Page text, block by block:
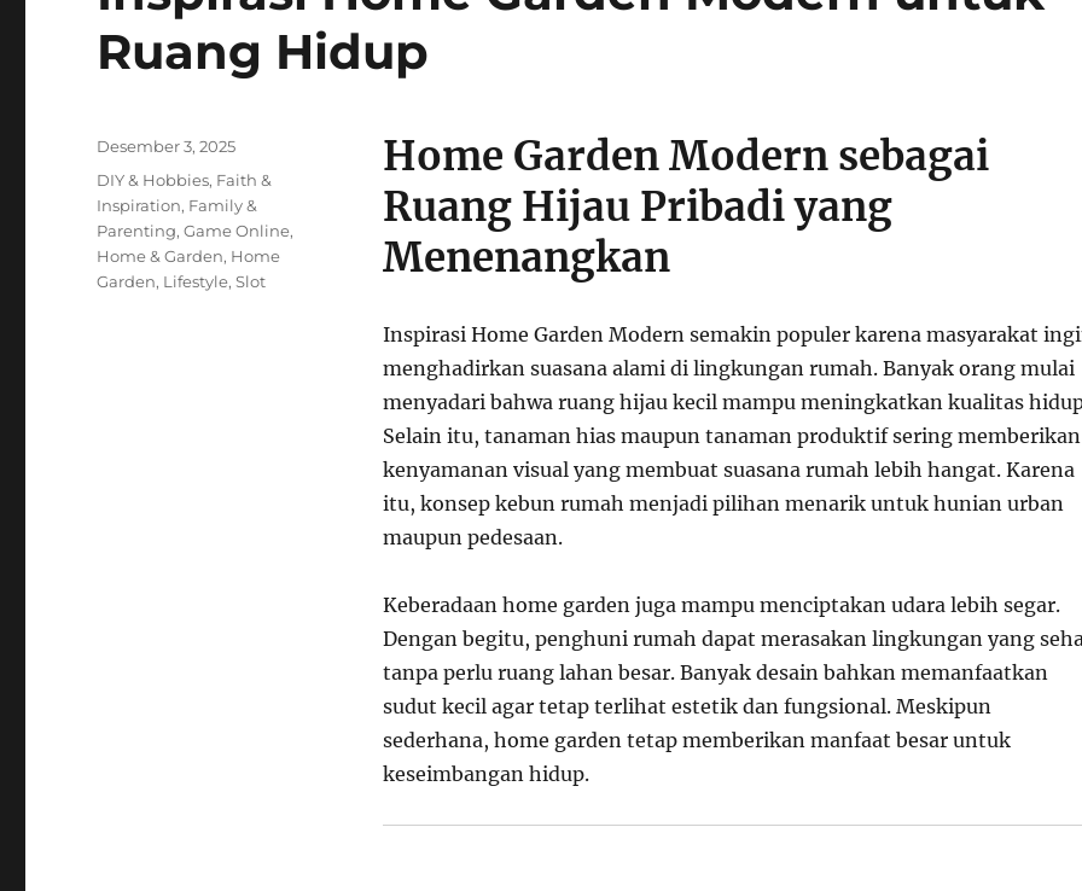
Ruang Hidup
Home Garden Modern sebagai
Ruang Hijau Pribadi yang
Menenangkan
Inspirasi Home Garden Modern semakin populer karena masyarakat
menghadirkan suasana alami di lingkungan rumah. Banyak orang mulai
menyadari bahwa ruang hijau kecil mampu meningkatkan kualitas
Selain itu, tanaman hias maupun tanaman produktif sering memberikan
kenyamanan visual yang membuat suasana rumah lebih hangat. Karena
itu, konsep kebun rumah menjadi pilihan menarik untuk hunian urban
maupun pedesaan.
Keberadaan home garden juga mampu menciptakan udara lebih segar.
Dengan begitu, penghuni rumah dapat merasakan lingkungan yang
tanpa perlu ruang lahan besar. Banyak desain bahkan memanfaatkan
sudut kecil agar tetap terlihat estetik dan fungsional. Meskipun
sederhana, home garden tetap memberikan manfaat besar untuk
keseimbangan hidup.
Posted
Desember 3, 2025
Categories
DIY & Hobbies, Faith &
Inspiration, Family &
Parenting,Game Online,
Home & Garden, Home
Garden, Lifestyle,Slot